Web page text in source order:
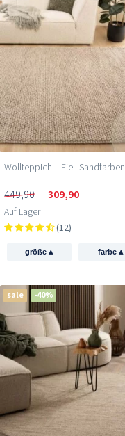
Wollteppich – Fjell Sandfarben
449,90 309,90
Auf Lager
(12)
größe▴ farbe ▴
sale -40%